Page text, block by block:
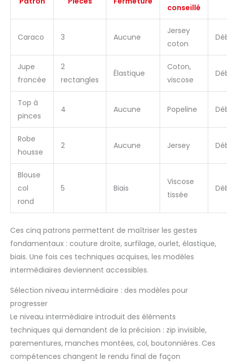
conseillé
Caraco 3 Aucune
Jersey
coton
Jupe
froncée
2
rectangles
Élastique
Coton,
viscose
Top à
pinces
4 Aucune Popeline
Robe
housse
2 Aucune Jersey
Blouse
col
rond
5 Biais
Viscose
tissée
Ces cinq patrons permettent de maîtriser les gestes
fondamentaux : couture droite, surfilage, ourlet, élastique,
biais. Une fois ces techniques acquises, les modèles
intermédiaires deviennent accessibles.
Sélection niveau intermédiaire : des modèles pour
progresser
Le niveau intermédiaire introduit des éléments
techniques qui demandent de la précision : zip invisible,
parementures, manches montées, col, boutonnières. Ces
compétences changent le rendu final de façon